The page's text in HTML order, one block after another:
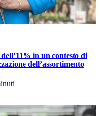
in un contesto di
dell’assortimento